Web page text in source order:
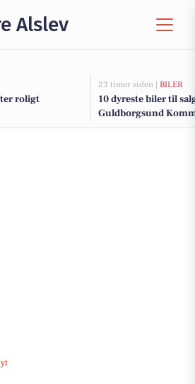
Alslev
roligt
23 timer siden | BILER
10 dyreste biler til
Guldborgsund
har indgået lejeaftale for Zoo-området i